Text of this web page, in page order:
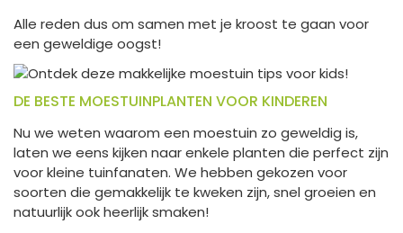
Alle reden dus om samen met je kroost te gaan voor
een geweldige oogst!
DE BESTE MOESTUINPLANTEN VOOR KINDEREN
Nu we weten waarom een moestuin zo geweldig is,
laten we eens kijken naar enkele planten die perfect zijn
voor kleine tuinfanaten. We hebben gekozen voor
soorten die gemakkelijk te kweken zijn, snel groeien en
natuurlijk ook heerlijk smaken!